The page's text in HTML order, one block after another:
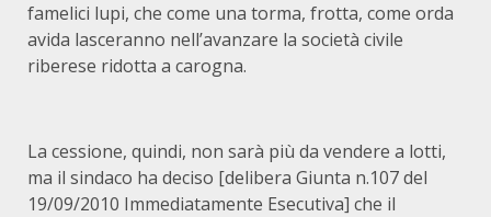
famelici lupi, che come una torma, frotta, come orda
avida lasceranno nell’avanzare la società civile
riberese ridotta a carogna.
La cessione, quindi, non sarà più da vendere a lotti,
ma il sindaco ha deciso [delibera Giunta n.107 del
19/09/2010 Immediatamente Esecutiva] che il